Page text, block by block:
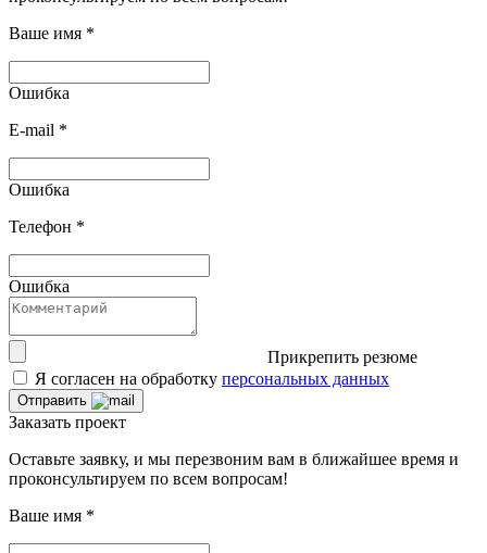
Ваше имя *
Ошибка
E-mail *
Ошибка
Телефон *
Ошибка
Прикрепить резюме
Я согласен на обработку персональных данных
Отправить
Заказать проект
Оставьте заявку, и мы перезвоним вам в ближайшее время и
проконсультируем по всем вопросам!
Ваше имя *